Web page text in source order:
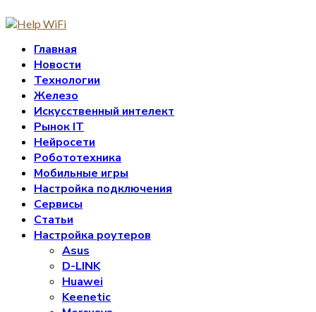
Главная
Новости
Технологии
Железо
Искусственный интелект
Рынок IT
Нейросети
Робототехника
Мобильные игры
Настройка подключения
Сервисы
Статьи
Настройка роутеров
Asus
D-LINK
Huawei
Keenetic